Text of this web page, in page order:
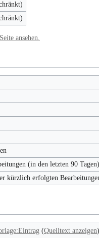
ansehen.
(in den letzten 90 Tagen)
kürzlich erfolgten
(Quelltext anzeigen)